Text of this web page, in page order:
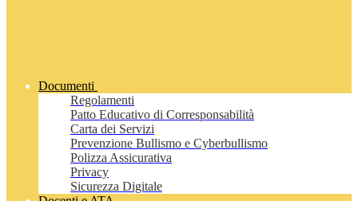
Documenti
Regolamenti
Patto Educativo di Corresponsabilità
Carta dei Servizi
Prevenzione Bullismo e Cyberbullismo
Polizza Assicurativa
Privacy
Sicurezza Digitale